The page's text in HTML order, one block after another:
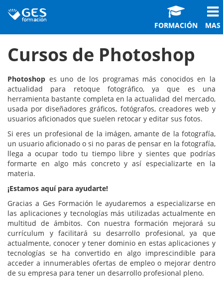
FORMACIÓN MAS
Cursos de Photoshop
Photoshop es uno de los programas más conocidos en la
actualidad para retoque fotográfico, ya que es una
herramienta bastante completa en la actualidad del mercado,
usada por diseñadores gráficos, fotógrafos, creadores web y
usuarios aficionados que suelen retocar y editar sus fotos.
Si eres un profesional de la imágen, amante de la fotografía,
un usuario aficionado o si no paras de pensar en la fotografía,
llega a ocupar todo tu tiempo libre y sientes que podrías
formarte en algo más concreto y así especializarte en la
materia.
¡Estamos aquí para ayudarte!
Gracias a Ges Formación le ayudaremos a especializarse en
las aplicaciones y tecnologías más utilizadas actualmente en
multitud de ámbitos. Con nuestra formación mejorará su
currículum y facilitará su desarrollo profesional, ya que
actualmente, conocer y tener dominio en estas aplicaciones y
tecnologías se ha convertido en algo imprescindible para
acceder a innumerables ofertas de empleo o mejorar dentro
de su empresa para tener un desarrollo profesional pleno.